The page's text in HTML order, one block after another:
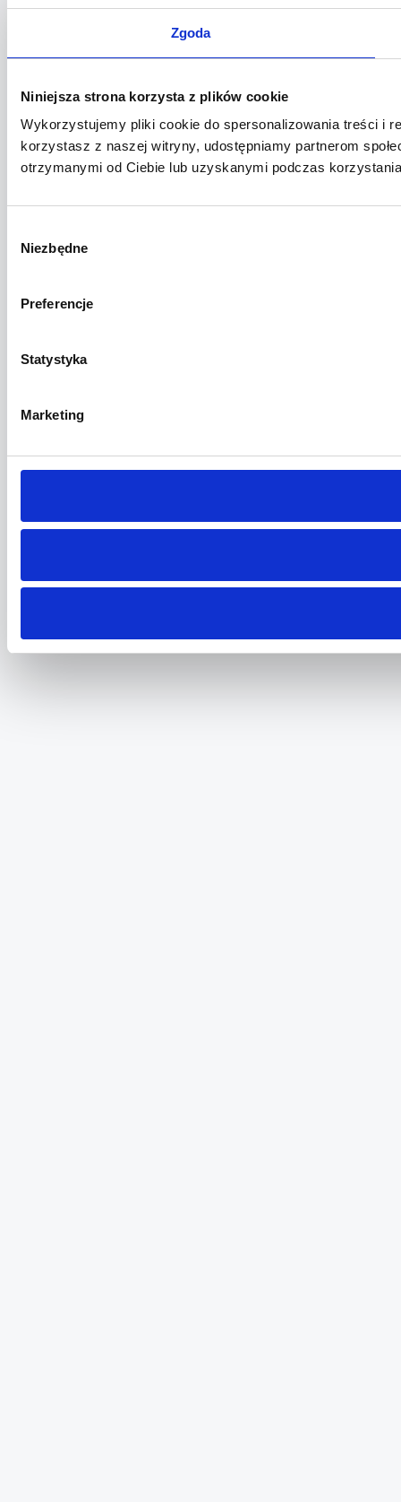
Zgoda
Niniejsza strona korzysta z plików cookie
Wykorzystujemy pliki cookie do spersonalizowania treści i
korzystasz z naszej witryny, udostępniamy partnerom
otrzymanymi od Ciebie lub uzyskanymi podczas
zgody
Niezbędne
Preferencje
Statystyka
Marketing